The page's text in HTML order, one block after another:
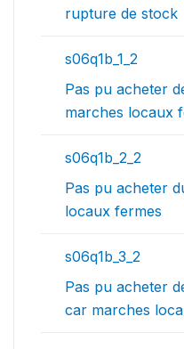
rupture de stock
s06q1b_1_2
Pas pu acheter
marches locaux
s06q1b_2_2
Pas pu acheter
locaux fermes
s06q1b_3_2
Pas pu acheter
car marches